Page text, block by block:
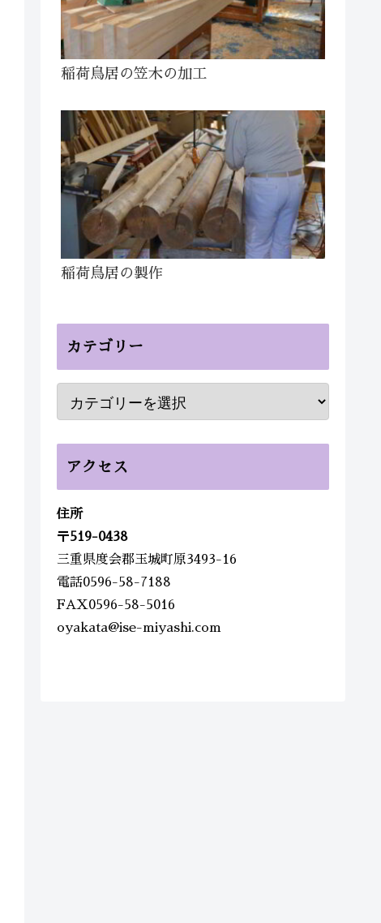
稲荷鳥居の笠木の加工
稲荷鳥居の製作
カテゴリー
アクセス
住所
〒519-0438
三重県度会郡玉城町原3493-16
電話0596-58-7188
FAX0596-58-5016
oyakata@ise-miyashi.com